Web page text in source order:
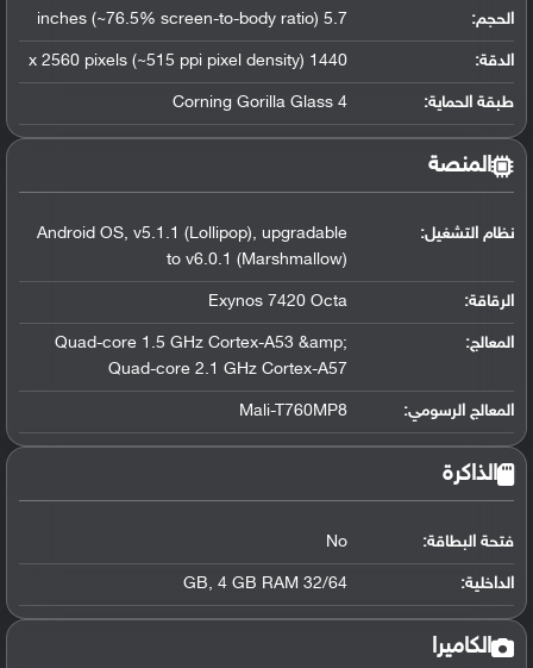
الحجم: 5.7 inches (~76.5% screen-to-body ratio)
الدقة: 1440 x 2560 pixels (~515 ppi pixel density)
طبقة الحماية: Corning Gorilla Glass 4
المنصة
نظام التشغيل:
Android OS, v5.1.1 (Lollipop), upgradable
to v6.0.1 (Marshmallow)
الرقاقة:
Exynos 7420 Octa
المعالج:
Quad-core 1.5 GHz Cortex-A53 &amp;
Quad-core 2.1 GHz Cortex-A57
المعالج الرسومي:
Mali-T760MP8
الذاكرة
فتحة البطاقة: No
الداخلية: 32/64 GB, 4 GB RAM
الكاميرا